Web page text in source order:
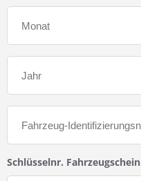
Schlüsselnr. Fahrzeugschein